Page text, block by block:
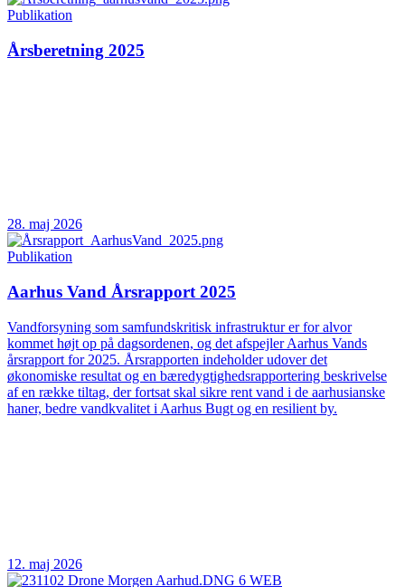
Publikation
Årsberetning 2025
28. maj 2026
Publikation
Aarhus Vand Årsrapport 2025
Vandforsyning som samfundskritisk infrastruktur er for alvor
kommet højt op på dagsordenen, og det afspejler Aarhus Vands
årsrapport for 2025. Årsrapporten indeholder udover det
økonomiske resultat og en bæredygtighedsrapportering beskrivelse
af en række tiltag, der fortsat skal sikre rent vand i de aarhusianske
haner, bedre vandkvalitet i Aarhus Bugt og en resilient by.
12. maj 2026